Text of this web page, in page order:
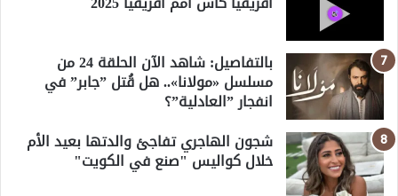
بالتفاصيل: شاهد الآن الحلقة 24 من
مسلسل «مولانا».. هل قُتل ”جابر” في
انفجار ”العادلية”؟
شجون الهاجري تفاجئ والدتها بعيد الأم
خلال كواليس "صنع في الكويت"